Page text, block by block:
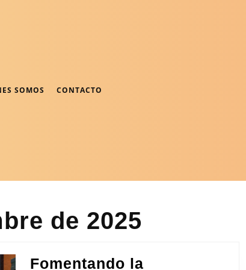
SOMOS CONTACTO
de 2025
Fomentando la